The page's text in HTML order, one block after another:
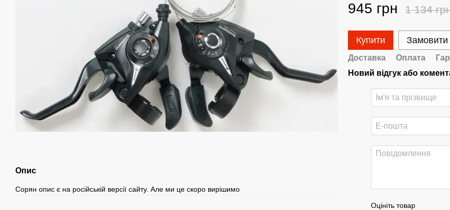
Опис
Сорян опис є на російській версії сайту. Але ми це скоро вирішимо
945 грн 1 134
Купити
Доставка Оплата
Новий відгук або
Оцініть товар